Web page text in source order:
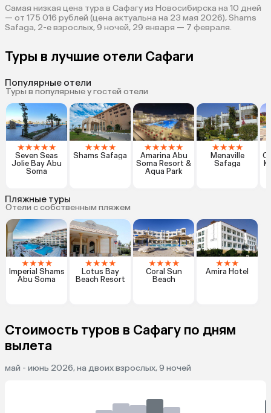
Самая низкая цена тура в Сафагу из Новосибирска на 10 дней
— от 175 016 рублей (цена актуальна на 23 мая 2026), Shams
Safaga, 2-е взрослых, 9 ночей, 29 января — 7 февраля.
Туры в лучшие отели Сафаги
Популярные отели
Туры в популярные у гостей отели
★★★★★
Seven Seas
Jolie Bay Abu
Soma
★★★★
Shams Safaga
★★★★★
Amarina Abu
Soma Resort &
Aqua Park
★★★★
Menaville
Safaga
Пляжные туры
Отели с собственным пляжем
★★★★
Imperial Shams
Abu Soma
★★★★
Lotus Bay
Beach Resort
★★★★
Coral Sun
Beach
★★★
Amira Hotel
Стоимость туров в Сафагу по дням
вылета
май - июнь 2026, на двоих взрослых, 9 ночей